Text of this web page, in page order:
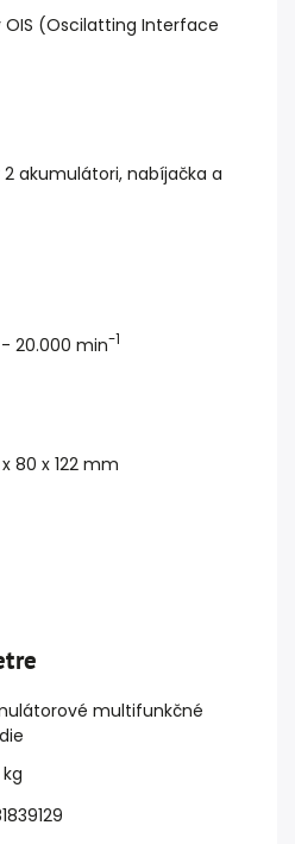
(Oscilatting Interface
akumulátori, nabíjačka a
20.000 min-1
80 x 122 mm
multifunkčné